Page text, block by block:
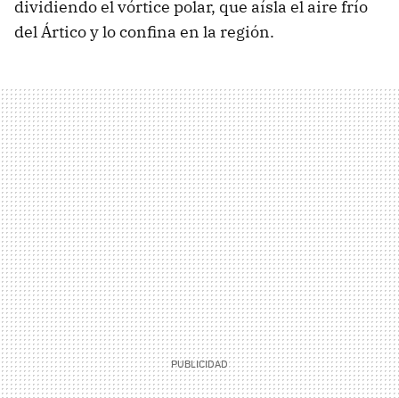
dividiendo el vórtice polar, que aísla el aire frío
del Ártico y lo confina en la región.